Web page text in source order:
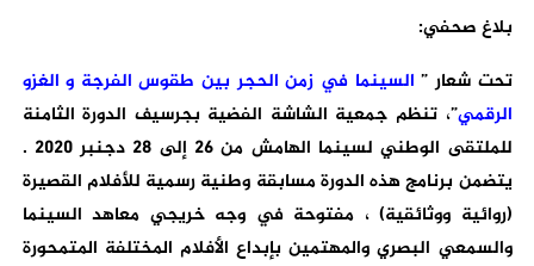
بلاغ صحفي:
تحت شعار ” السينما في زمن الحجر بين طقوس الفرجة و الغزو
الرقمي”، تنظم جمعية الشاشة الفضية بجرسيف الدورة الثامنة
للملتقى الوطني لسينما الهامش من 26 إلى 28 دجنبر 2020 .
يتضمن برنامج هذه الدورة مسابقة وطنية رسمية للأفلام القصيرة
(روائية ووثائقية) ، مفتوحة في وجه خريجي معاهد السينما
والسمعي البصري والمهتمين بإبداع الأفلام المختلفة المتمحورة